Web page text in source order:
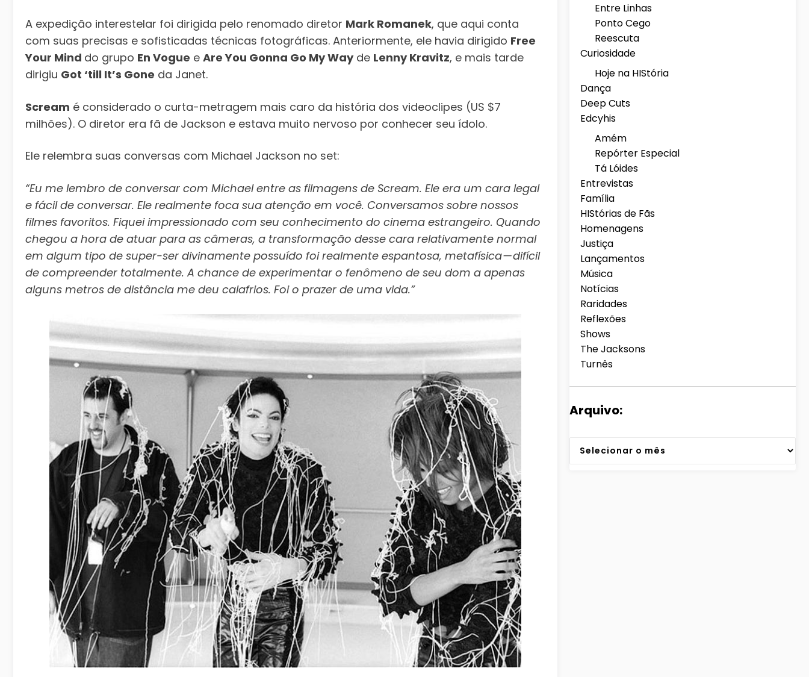
A expedição interestelar foi dirigida pelo renomado diretor Mark Romanek, que aqui conta
com suas precisas e sofisticadas técnicas fotográficas. Anteriormente, ele havia dirigido Free
Your Mind do grupo En Vogue e Are You Gonna Go My Wayde Lenny Kravitz, e mais tarde
dirigiu Got ‘till It’s Gone da Janet.
Scream é considerado o curta-metragem mais caro da história dos videoclipes (US $7
milhões). O diretor era fã de Jackson e estava muito nervoso por conhecer seu ídolo.
Ele relembra suas conversas com Michael Jackson no set:
“Eu me lembro de conversar com Michael entre as filmagens de Scream. Ele era um cara legal
e fácil de conversar. Ele realmente foca sua atenção em você. Conversamos sobre nossos
filmes favoritos. Fiquei impressionado com seu conhecimento do cinema estrangeiro. Quando
chegou a hora de atuar para as câmeras, a transformação desse cara relativamente normal
em algum tipo de super-ser divinamente possuído foi realmente espantosa, metafísica — difícil
de compreender totalmente. A chance de experimentar o fenômeno de seu dom a apenas
alguns metros de distância me deu calafrios. Foi o prazer de uma vida.”
Entre Linhas
Ponto Cego
Reescuta
Curiosidade
Hoje na HIStória
Dança
Deep Cuts
Edcyhis
Amém
Repórter Especial
Tá Lóides
Entrevistas
Família
HIStórias de Fãs
Homenagens
Justiça
Lançamentos
Música
Notícias
Raridades
Reflexões
Shows
The Jacksons
Turnês
Arquivo:
Arquivos